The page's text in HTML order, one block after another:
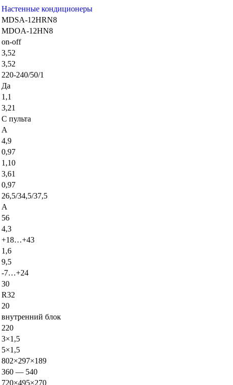
Настенные кондиционеры
MDSA-12HRN8
MDOA-12HN8
on-off
3,52
3,52
220-240/50/1
Да
1,1
3,21
С пульта
A
4,9
0,97
1,10
3,61
0,97
26,5/34,5/37,5
А
56
4,3
+18…+43
1,6
9,5
-7…+24
30
R32
20
внутренний блок
220
3×1,5
5×1,5
802×297×189
360 — 540
720×495×270